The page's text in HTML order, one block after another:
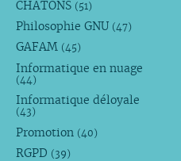
CHATONS (51)
Philosophie GNU (47)
GAFAM (45)
Informatique en nuage
(44)
Informatique déloyale
(43)
Promotion (40)
RGPD (39)